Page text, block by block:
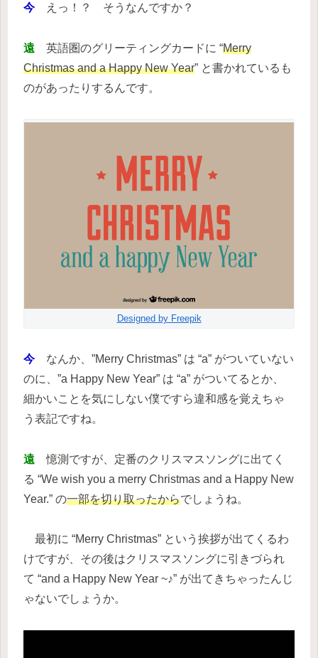
今 えっ！？ そうなんですか？
遠 英語圏のグリーティングカードに “Merry
Christmas and a Happy New Year” と書かれているも
のがあったりするんです。
Designed by Freepik
今 なんか、”Merry Christmas” は “a” がついていない
のに、”a Happy New Year” は “a” がついてるとか、
細かいことを気にしない僕ですら違和感を覚えちゃ
う表記ですね。
遠 憶測ですが、定番のクリスマスソングに出てく
る “We wish you a merry Christmas and a Happy New
Year.” の一部を切り取ったからでしょうね。
最初に “Merry Christmas” という挨拶が出てくるわ
けですが、その後はクリスマスソングに引きづられ
て “and a Happy New Year ~♪” が出てきちゃったんじ
ゃないでしょうか。